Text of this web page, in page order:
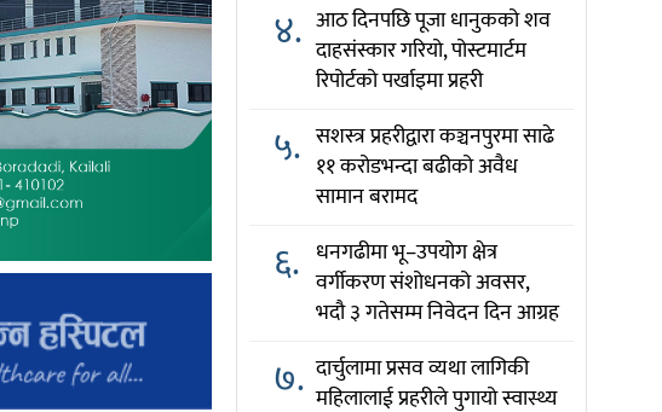
४. आठ दिनपछि पूजा धानुकको शव
दाहसंस्कार गरियो, पोस्टमार्टम
रिपोर्टको पर्खाइमा प्रहरी
५. सशस्त्र प्रहरीद्वारा कञ्चनपुरमा साढे
११ करोडभन्दा बढीको अवैध
सामान बरामद
६. धनगढीमा भू–उपयोग क्षेत्र
वर्गीकरण संशोधनको अवसर,
भदौ ३ गतेसम्म निवेदन दिन आग्रह
७. दार्चुलामा प्रसव व्यथा लागिकी
महिलालाई प्रहरीले पुगायो स्वास्थ्य